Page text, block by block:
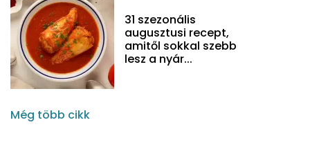
31 szezonális
augusztusi recept,
amitől sokkal szebb
lesz a nyár...
Még több cikk